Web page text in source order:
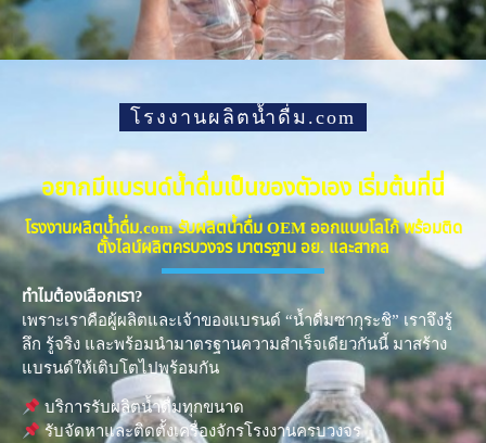
โรงงานผลิตน้ำดื่ม.com
อยากมีแบรนด์น้ำดื่มเป็นของตัวเอง เริ่มต้นที่นี่
โรงงานผลิตน้ำดื่ม.com รับผลิตน้ำดื่ม OEM ออกแบบโลโก้ พร้อมติด
ตั้งไลน์ผลิตครบวงจร มาตรฐาน อย. และสากล
ทำไมต้องเลือกเรา?
เพราะเราคือผู้ผลิตและเจ้าของแบรนด์ “น้ำดื่มซากุระชิ” เราจึงรู้
ลึก รู้จริง และพร้อมนำมาตรฐานความสำเร็จเดียวกันนี้ มาสร้าง
แบรนด์ให้เติบโตไปพร้อมกัน
บริการรับผลิตน้ำดื่มทุกขนาด
รับจัดหาและติดตั้งเครื่องจักรโรงงานครบวงจร